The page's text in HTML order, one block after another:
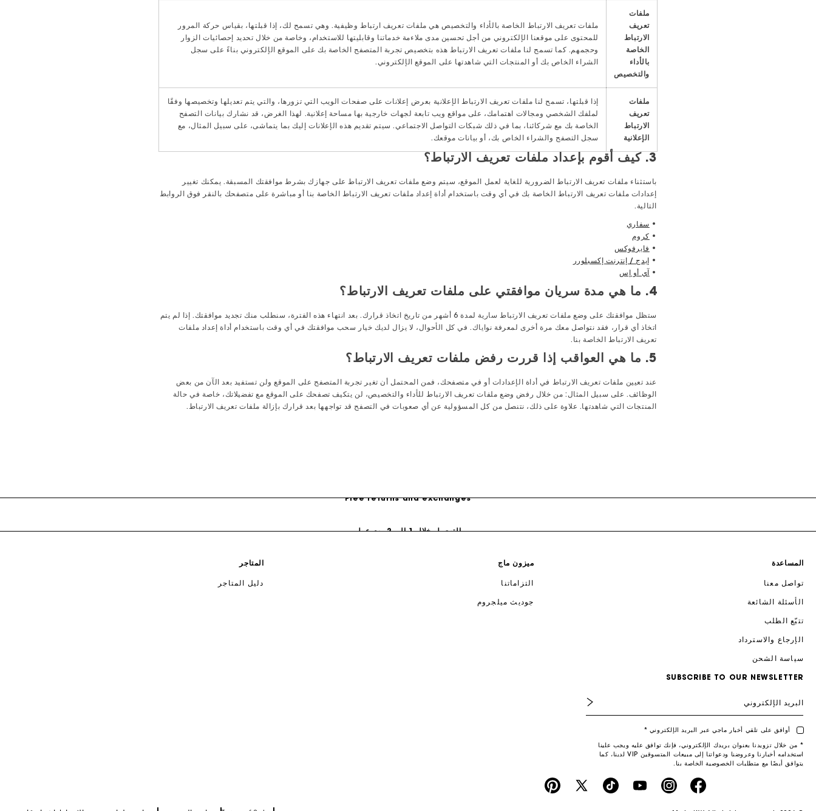
ملفات
تعريف
الارتباط
الخاصة
بالأداء
والتخصيص
ملفات تعريف الارتباط الخاصة بالأداء والتخصيص هي ملفات تعريف ارتباط وظيفية. وهي تسمح لك، إذا قبلتها، بقياس حركة المرور
للمحتوى على موقعنا الإلكتروني من أجل تحسين مدى ملاءمة خدماتنا وقابليتها للاستخدام، وخاصة من خلال تحديد إحصائيات الزوار
وحجمهم. كما تسمح لنا ملفات تعريف الارتباط هذه بتخصيص تجربة المتصفح الخاصة بك على الموقع الإلكتروني بناءً على سجل
الشراء الخاص بك أو المنتجات التي شاهدتها على الموقع الإلكتروني.
ملفات
تعريف
الارتباط
الإعلانية
إذا قبلتها، تسمح لنا ملفات تعريف الارتباط الإعلانية بعرض إعلانات على صفحات الويب التي تزورها، والتي يتم تعديلها وتخصيصها وفقًا
لملفك الشخصي ومجالات اهتمامك، على مواقع ويب تابعة لجهات خارجية بها مساحة إعلانية. لهذا الغرض، قد نشارك بيانات التصفح
الخاصة بك مع شركائنا، بما في ذلك شبكات التواصل الاجتماعي. سيتم تقديم هذه الإعلانات إليك بما يتماشى، على سبيل المثال، مع
سجل التصفح والشراء الخاص بك، أو بيانات موقعك.
3. كيف أقوم بإعداد ملفات تعريف الارتباط؟
باستثناء ملفات تعريف الارتباط الضرورية للغاية لعمل الموقع، سيتم وضع ملفات تعريف الارتباط على جهازك بشرط موافقتك المسبقة. يمكنك تغيير
إعدادات ملفات تعريف الارتباط الخاصة بك في أي وقت باستخدام أداة إعداد ملفات تعريف الارتباط الخاصة بنا أو مباشرة على متصفحك بالنقر فوق الروابط
التالية.
• سفاري
• كروم
• فايرفوكس
• إيدج / إنترنت إكسبلورر
• آي أو إس
4. ما هي مدة سريان موافقتي على ملفات تعريف الارتباط؟
ستظل موافقتك على وضع ملفات تعريف الارتباط سارية لمدة 6 أشهر من تاريخ اتخاذ قرارك. بعد انتهاء هذه الفترة، سنطلب منك تجديد موافقتك. إذا لم يتم
اتخاذ أي قرار، فقد نتواصل معك مرة أخرى لمعرفة نواياك. في كل الأحوال، لا يزال لديك خيار سحب موافقتك في أي وقت باستخدام أداة إعداد ملفات
تعريف الارتباط الخاصة بنا.
5. ما هي العواقب إذا قررت رفض ملفات تعريف الارتباط؟
عند تعيين ملفات تعريف الارتباط في أداة الإعدادات أو في متصفحك، فمن المحتمل أن تغير تجربة المتصفح على الموقع ولن تستفيد بعد الآن من بعض
الوظائف. على سبيل المثال: من خلال رفض وضع ملفات تعريف الارتباط للأداء والتخصيص، لن يتكيف تصفحك على الموقع مع تفضيلاتك، خاصة في حالة
المنتجات التي شاهدتها. علاوة على ذلك، نتنصل من كل المسؤولية عن أي صعوبات في التصفح قد تواجهها بعد قرارك بإزالة ملفات تعريف الارتباط.
المساعدة
تواصل معنا
الأسئلة الشائعة
تتبّع الطلب
الإرجاع والاسترداد
سياسة الشحن
ميزون ماج
التزاماتنا
جوديث ميلجروم
المتاجر
دليل المتاجر
SUBSCRIBE TO OUR NEWSLETTER
البريد الإلكتروني
أوافق على تلقي أخبار ماجي عبر البريد الإلكتروني *
* من خلال تزويدنا بعنوان بريدك الإلكتروني، فإنك توافق عليه ويجب علينا
استخدامه أخبارنا وعروضنا ودعواتنا إلى مبيعات المتسوقين VIP لدينا، كما
يتوافق أيضًا مع متطلبات الخصوصية الخاصة بنا.
Facebook
Instagram
YouTube
TikTok
X
Pinterest